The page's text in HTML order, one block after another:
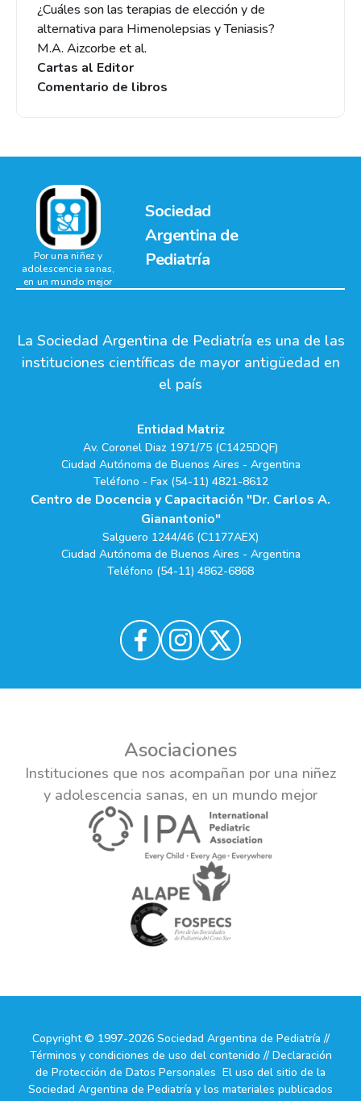
¿Cuáles son las terapias de elección y de
alternativa para Himenolepsias y Teniasis?
M.A. Aizcorbe et al.
Cartas al Editor
Comentario de libros
Sociedad
Argentina de
Pediatría
Por una niñez y
adolescencia sanas,
en un mundo mejor
La Sociedad Argentina de Pediatría es una de las
instituciones científicas de mayor antigüedad en
el país
Entidad Matriz
Av. Coronel Diaz 1971/75 (C1425DQF)
Ciudad Autónoma de Buenos Aires - Argentina
Teléfono - Fax (54-11) 4821-8612
Centro de Docencia y Capacitación "Dr. Carlos A.
Gianantonio"
Salguero 1244/46 (C1177AEX)
Ciudad Autónoma de Buenos Aires - Argentina
Teléfono (54-11) 4862-6868
Asociaciones
Instituciones que nos acompañan por una niñez
y adolescencia sanas, en un mundo mejor
Copyright © 1997-2026 Sociedad Argentina de Pediatría //
Términos y condiciones de uso del contenido // Declaración
de Protección de Datos Personales El uso del sitio de la
Sociedad Argentina de Pediatría y los materiales publicados